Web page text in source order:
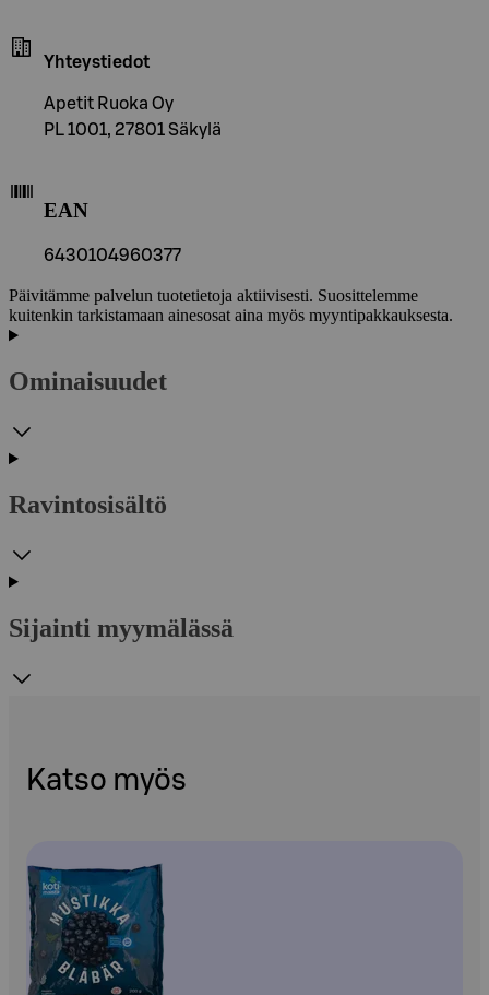
Yhteystiedot
Apetit Ruoka Oy
PL 1001, 27801 Säkylä
EAN
6430104960377
Päivitämme palvelun tuotetietoja aktiivisesti. Suosittelemme
kuitenkin tarkistamaan ainesosat aina myös myyntipakkauksesta.
Ominaisuudet
Ravintosisältö
Sijainti myymälässä
Katso myös